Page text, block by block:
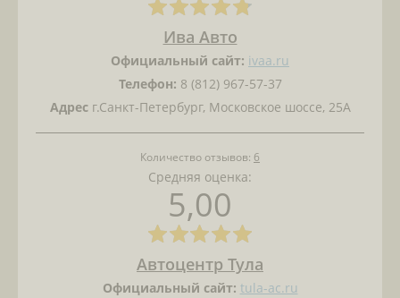
Ива Авто
Официальный сайт: ivaa.ru
Телефон: 8 (812) 967-57-37
Адресг.Санкт-Петербург, Московское шоссе, 25А
Количество отзывов: 6
Средняя оценка:
5,00
Автоцентр Тула
Официальный сайт: tula-ac.ru